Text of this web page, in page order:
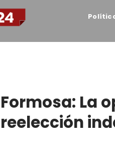
Formosa: La
reelección